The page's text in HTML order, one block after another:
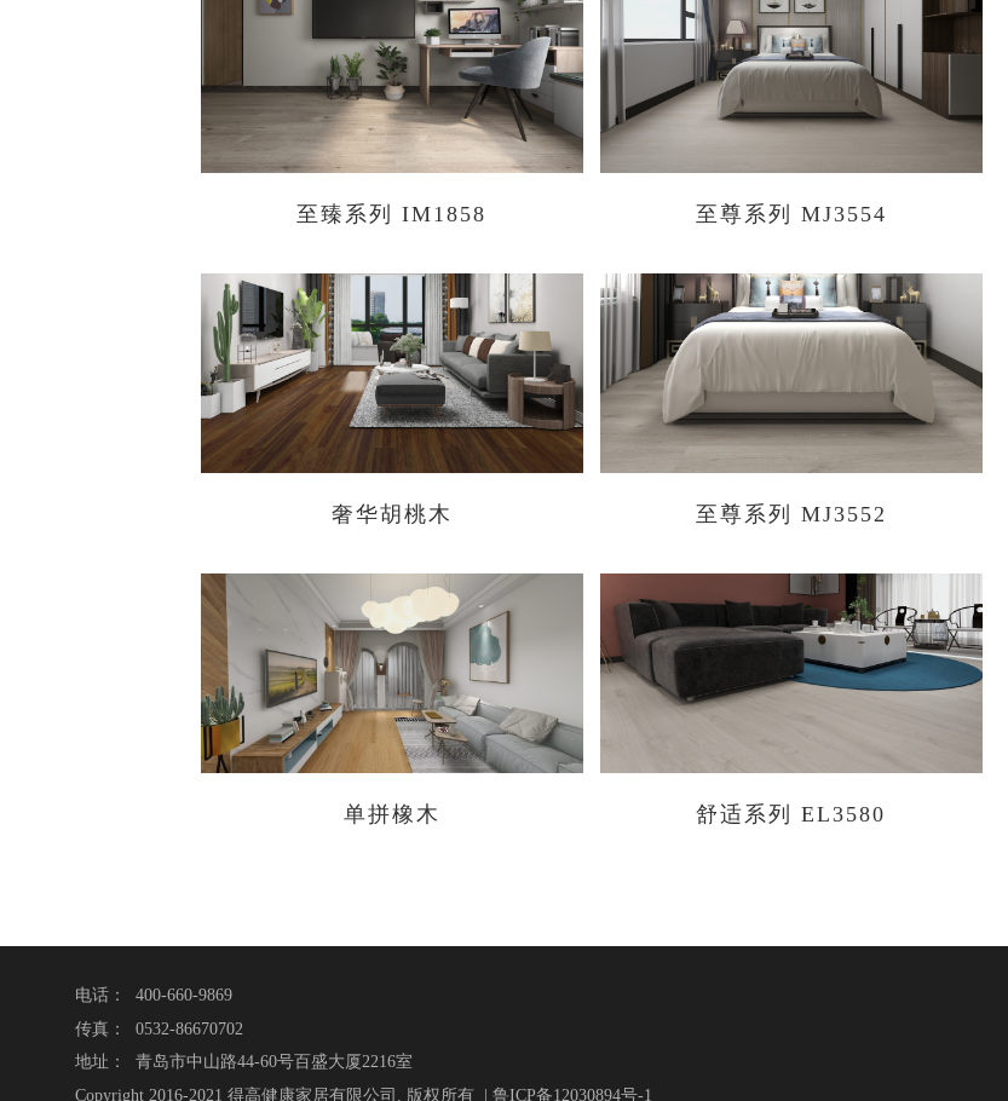
至臻系列 IM1858
奢华胡桃木
单拼橡木
至尊系列 MJ3554
至尊系列 MJ3552
舒适系列 EL3580
电话： 400-660-9869
传真： 0532-86670702
地址： 青岛市中山路44-60号百盛大厦2216室
Copyright 2016-2021 得高健康家居有限公司. 版权所有 | 鲁ICP备12030894号-1